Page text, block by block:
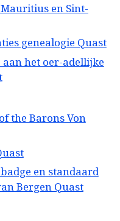
en Sint-
genealogie Quast
het oer-adellijke
the Barons Von
en standaard
Bergen Quast